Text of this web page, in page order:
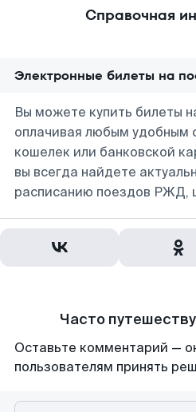
Справочная
Электронные билеты на
Вы можете купить билеты
оплачивая любым удобным
кошелек или банковской
вы всегда найдете
расписанию поездов РЖД,
Часто
Оставьте комментарий —
пользователям принять